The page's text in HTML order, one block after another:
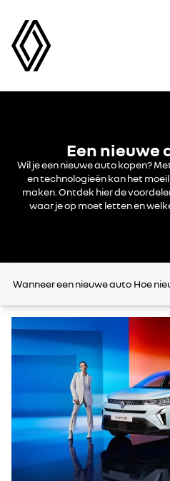
Een nieuwe
Wil je een nieuwe auto kopen?
en technologieën kan het
maken. Ontdek hier de
waar je op moet letten en
Wanneer een nieuwe auto Hoe